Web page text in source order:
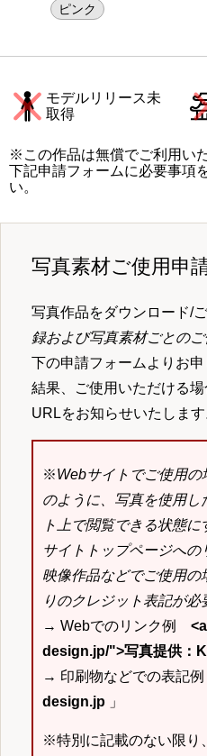
ピンク
モデルリリース未
取得
※この作品は無償でご利用い
下記申請フォームに必要事項
い。
写真素材ご使用申
写真作品をダウンロード/
録および写真素材ごとの
下の申請フォームよりお
結果、ご使用いただける
URLをお知らせいたします
※Webサイトでご使用
のように、写真を使用し
ト上で閲覧できる状態
サイトトップページへ
映像作品などでご使用の
りのクレジット表記が必
→ Webでのリンク例
design.jp/">写真提供：
→ 印刷物などでの表記例
design.jp 」
※特別に記載のない限り